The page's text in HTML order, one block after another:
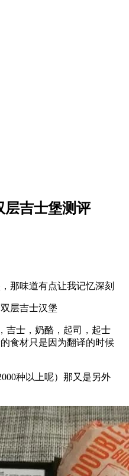
层吉士堡测评
那味道有点让我记忆深刻
层吉士汉堡
吉士，奶酪，起司，起士
食材只是因为翻译的时候
种以上呢）那又是另外